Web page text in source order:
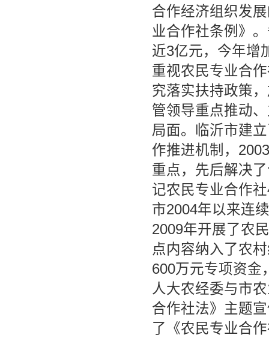
合作经济组织发
业合作社条例》
近3亿元，今年增
重视农民专业合
究落实扶持政策
管领导重点推动
局面。临沂市建
作推进机制，
重点，先后解决
记农民专业合作
市2004年以来连
2009年开展了农
点内容纳入了农
600万元专项资金
人大农经委与市
合作社法》主题
了《农民专业合